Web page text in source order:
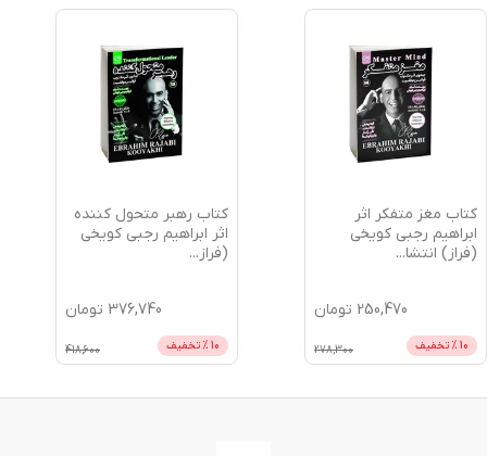
کتاب مغز متفکر اثر
ابراهیم رجبی کویخی
(فراز) انتشا...
250,470 تومان
10 % تخفیف 278,300
کتاب رهبر متحول کننده
اثر ابراهیم رجبی کویخی
(فراز...
376,740 تومان
10 % تخفیف 418,600